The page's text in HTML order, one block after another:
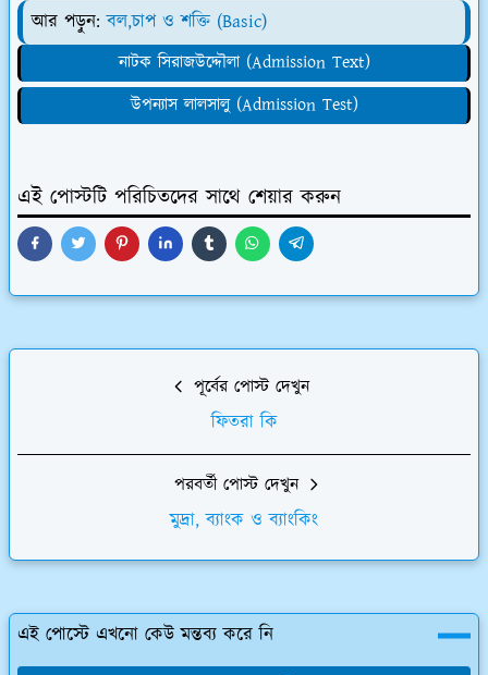
আর পড়ুন:বল,চাপ ও শক্তি (Basic)
নাটক সিরাজউদ্দৌলা (Admission Text)
উপন্যাস লালসালু (Admission Test)
এই পোস্টটি পরিচিতদের সাথে শেয়ার করুন
পূর্বের পোস্ট দেখুন
ফিতরা কি
পরবর্তী পোস্ট দেখুন
মুদ্রা, ব্যাংক ও ব্যাংকিং
এই পোস্টে এখনো কেউ মন্তব্য করে নি